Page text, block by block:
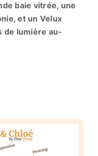
baie vitrée, une
et un Velux
de lumière au-